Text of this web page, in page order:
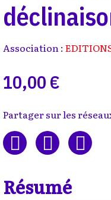
Association :
10,00 €
Partager sur les
Résumé